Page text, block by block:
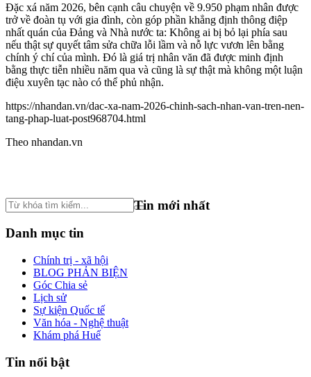
Đặc xá năm 2026, bên cạnh câu chuyện về 9.950 phạm nhân được
trở về đoàn tụ với gia đình, còn góp phần khẳng định thông điệp
nhất quán của Đảng và Nhà nước ta: Không ai bị bỏ lại phía sau
nếu thật sự quyết tâm sửa chữa lỗi lầm và nỗ lực vươn lên bằng
chính ý chí của mình. Đó là giá trị nhân văn đã được minh định
bằng thực tiễn nhiều năm qua và cũng là sự thật mà không một luận
điệu xuyên tạc nào có thể phủ nhận.
https://nhandan.vn/dac-xa-nam-2026-chinh-sach-nhan-van-tren-nen-
tang-phap-luat-post968704.html
Theo nhandan.vn
Tin mới nhất
Danh mục tin
Chính trị - xã hội
BLOG PHẢN BIỆN
Góc Chia sẻ
Lịch sử
Sự kiện Quốc tế
Văn hóa - Nghệ thuật
Khám phá Huế
Tin nổi bật